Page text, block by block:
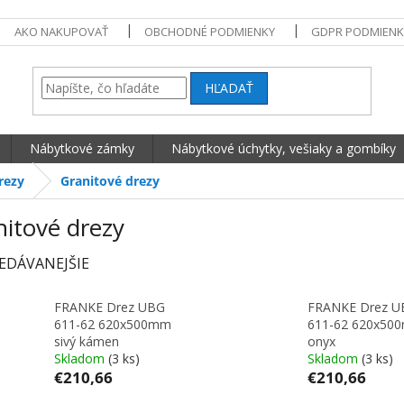
AKO NAKUPOVAŤ OBCHODNÉ PODMIENKY GDPR
HĽADAŤ
Nábytkové zámky
Nábytkové úchytky, vešiaky a gombíky
Granitové drezy
drezy
FRANKE Drez UBG
611-62 620x500mm
sivý kámen
Skladom (3 ks)
€210,66
FRANKE Drez
611-62
onyx
Skladom (3 ks)
€210,66